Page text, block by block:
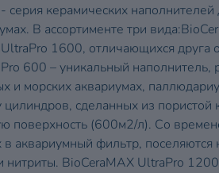
серия керамических
В ассортименте три
1600, отличающихся друга
600 – уникальный
и морских аквариумах,
сделанных из
поверхность (600м2/л). Со
аквариумный фильтр,
нитриты. BioCeraMAX UltraPro